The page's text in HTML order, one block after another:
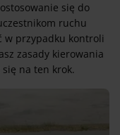
się do
ruchu
w przypadku kontroli
zasady kierowania
na ten krok.